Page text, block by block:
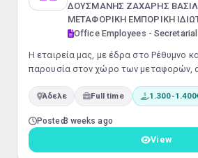
ΔΟΥΣΜΑΝΗΣ ΖΑΧΑΡΗΣ
ΜΕΤΑΦΟΡΙΚΗ ΕΜΠΟΡΙΚΗ
ΚΕΦΑΛΑΙΟΥΧΙΚΗ ΕΤΑΙΡΕΙΑ
Office Employees -
Η εταιρεία μας, με έδρα στο Ρέθυμνο
παρουσία στον χώρο των μεταφορών,
Κύριες Αρμοδιότητες: Έκδοση
συντονισμός και παρακολούθηση των
φορτηγών/οδηγών για την άμεση και
των πελατών. Διαχείριση
Άδελε Full time 1.300-
Posted3 weeks ago
View